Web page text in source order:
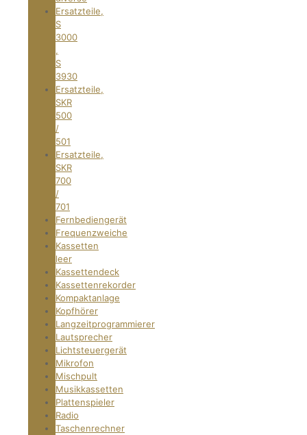
Ersatzteile,
S
3000
,
S
3930
Ersatzteile,
SKR
500
/
501
Ersatzteile,
SKR
700
/
701
Fernbediengerät
Frequenzweiche
Kassetten
leer
Kassettendeck
Kassettenrekorder
Kompaktanlage
Kopfhörer
Langzeitprogrammierer
Lautsprecher
Lichtsteuergerät
Mikrofon
Mischpult
Musikkassetten
Plattenspieler
Radio
Taschenrechner